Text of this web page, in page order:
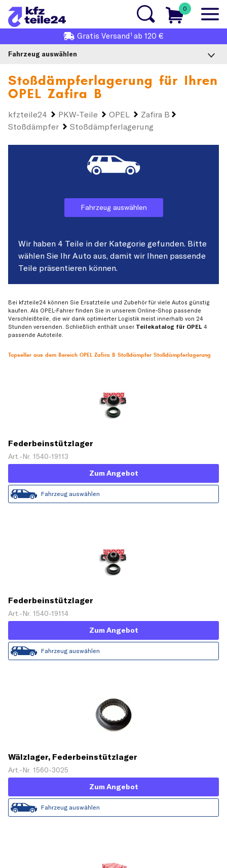
0
Gratis Versand1 ab 120 €
Fahrzeug auswählen
Stoßdämpferlagerung für Ihren
OPEL Zafira B
kfzteile24 PKW-Teile OPEL
Zafira B
Stoßdämpfer
Stoßdämpferlagerung
Fahrzeug auswählen
Wir haben 4 Teile in der Kategorie gefunden. Bitte
wählen Sie Ihr Auto aus, damit wir Ihnen passende
Teile präsentieren können.
Bei kfzteile24 können Sie Ersatzteile und Zubehör für viele Autos günstig
kaufen. Als OPEL-Fahrer finden Sie in unserem Online-Shop passende
Verschleißteile, die wir dank optimierter Logistik meist innerhalb von 24
Stunden versenden. Schließlich enthält unser Teilekatalog für OPEL 4
passende Autoteile.
Topseller aus dem Bereich OPEL Zafira B Stoßdämpfer Stoßdämpferlagerung
Federbeinstützlager
Art.-Nr. 1540-19113
Zum Angebot
Fahrzeug auswählen
Federbeinstützlager
Art.-Nr. 1540-19114
Zum Angebot
Fahrzeug auswählen
Wälzlager, Federbeinstützlager
Art.-Nr. 1560-3025
Zum Angebot
Fahrzeug auswählen